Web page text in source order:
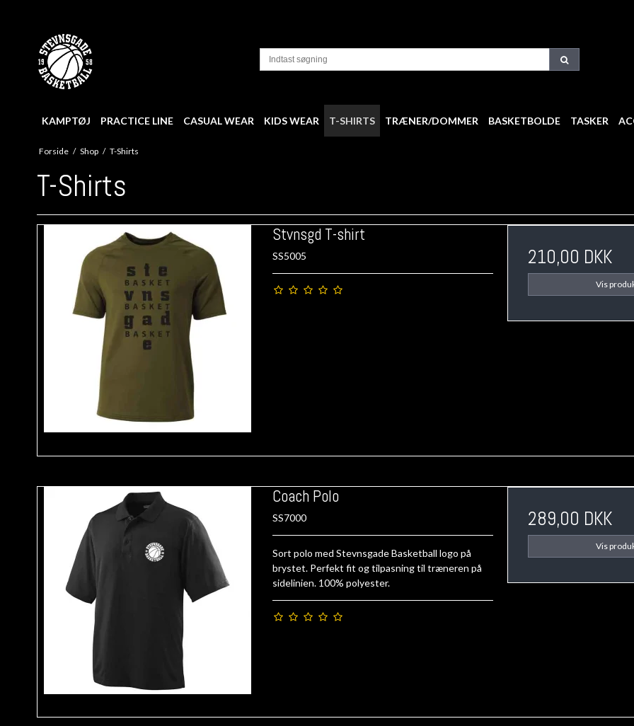
KAMPTØJ PRACTICE LINE CASUAL WEAR KIDS WEAR T-SHIRTS TRÆNER/DOMMER BASKETBOLDE TASKER
Forside / Shop / T-Shirts
T-Shirts
Stvnsgd T-shirt
SS5005 210,00 DKK
Vis
Coach Polo
SS7000
Sort polo med Stevnsgade Basketball logo på
brystet. Perfekt fit og tilpasning til træneren på
sidelinien. 100% polyester.
289,00 DKK
Vis